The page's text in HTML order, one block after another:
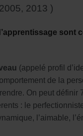
2013 )
sont
(appelé profil
de la
On peut définir
: le
l’aimable,